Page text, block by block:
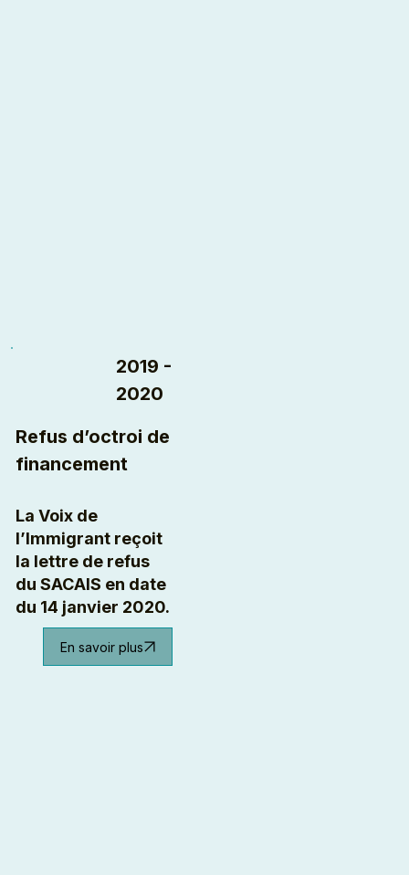
2019 -
2020
Refus d’octroi de
financement
La Voix de
l’Immigrant reçoit
la lettre de refus
du SACAIS en date
du 14 janvier 2020.
En savoir plus